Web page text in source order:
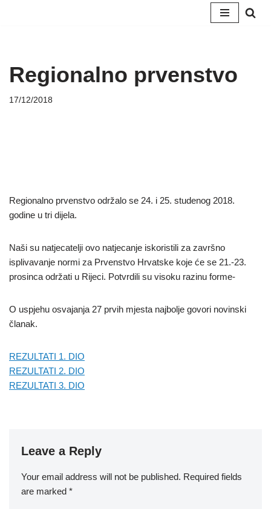
Regionalno prvenstvo
17/12/2018
Regionalno prvenstvo održalo se 24. i 25. studenog 2018.
godine u tri dijela.
Naši su natjecatelji ovo natjecanje iskoristili za završno
isplivavanje normi za Prvenstvo Hrvatske koje će se 21.-23.
prosinca održati u Rijeci. Potvrdili su visoku razinu forme-
O uspjehu osvajanja 27 prvih mjesta najbolje govori novinski
članak.
REZULTATI 1. DIO
REZULTATI 2. DIO
REZULTATI 3. DIO
Leave a Reply
Your email address will not be published. Required fields
are marked *